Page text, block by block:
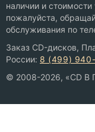
наличии и
пожалуйста,
обслуживания по
Заказ CD-дисков,
России: 8 (499)
© 2008-2026, «CD